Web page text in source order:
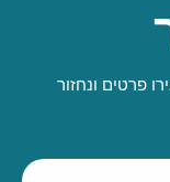
פרטים ונחזור